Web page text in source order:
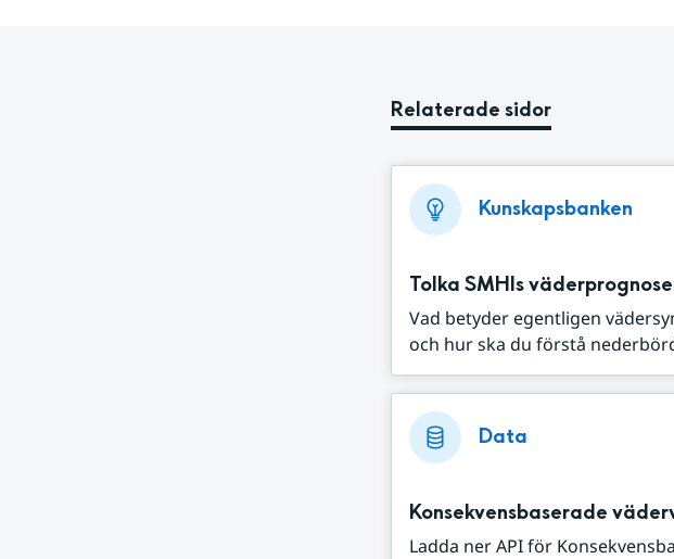
Relaterade sidor
Kunskapsbanken
Tolka SMHIs
Vad betyder egentligen
och hur ska du förstå
Data
Konsekvensbaserade
Ladda ner API för